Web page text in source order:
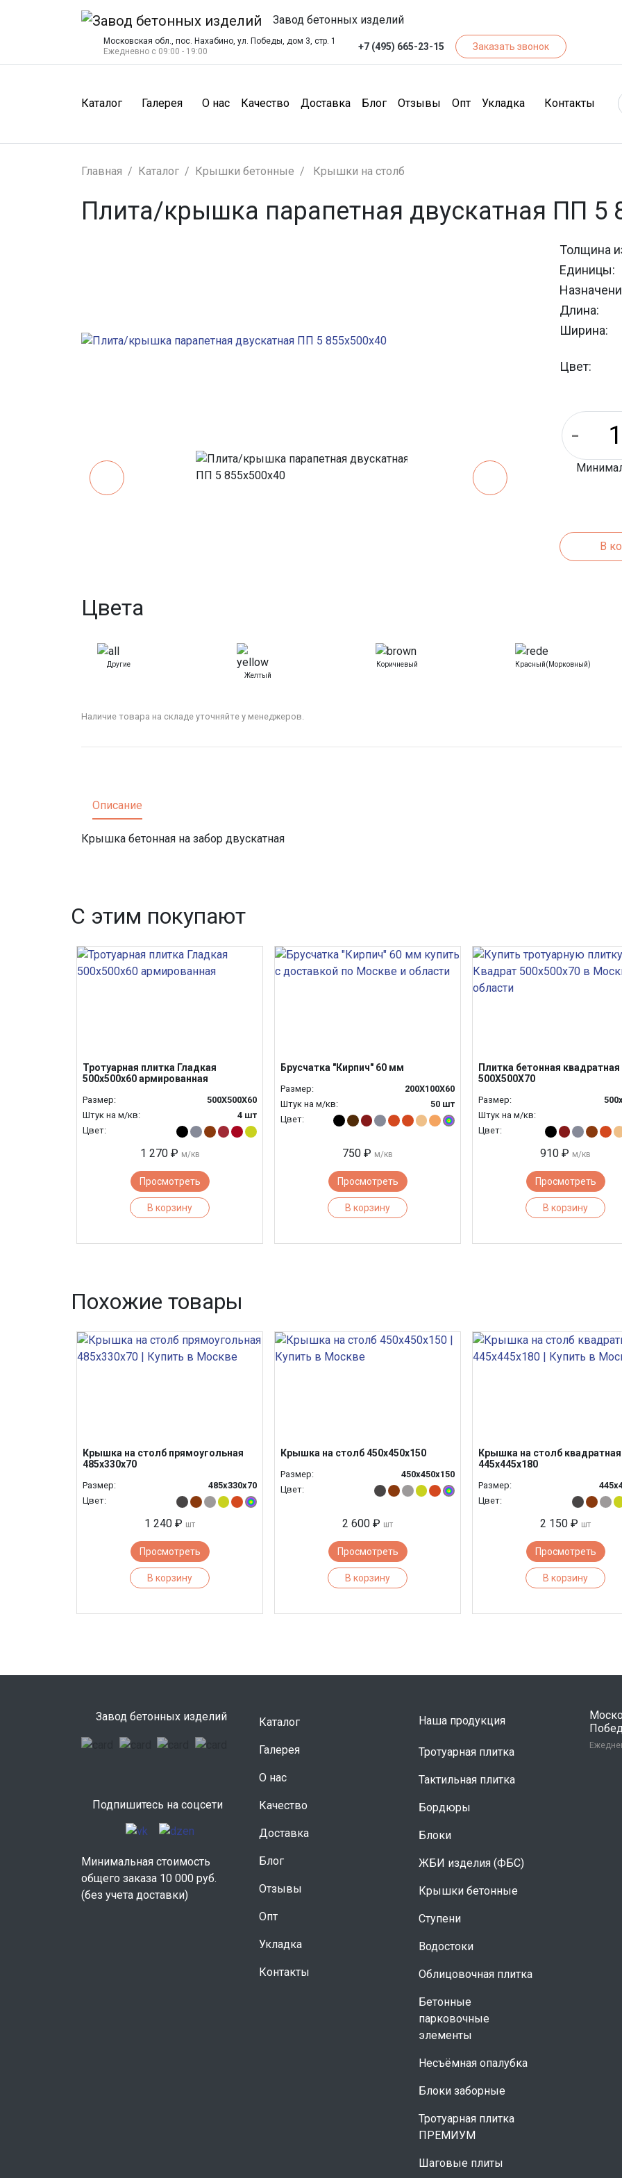
Завод бетонных изделий
Московская обл., пос. Нахабино, ул. Победы, дом 3, стр. 1
Ежедневно с 09:00 - 19:00
+7 (495) 665-23-15 Заказать звонок
Каталог Галерея О нас(О нас)
Качество(Качество)
Доставка(Доставка)
Блог(Блог)
Отзывы (Отзывы)
Опт(Опт)Укладка Контакты
Главная Каталог Крышки бетонные Крышки на столб
Плита/крышка парапетная двускатная ПП 5
Толщина
Единицы:
Длина:
Ширина:
Цвет:
В
Цвета
Другие
Желтый
Коричневый
Красный(морковный)
Наличие товара на складе уточняйте у менеджеров.
Описание
Крышка бетонная на забор двускатная
С этим покупают
Тротуарная плитка Гладкая
500х500х60 армированная
Размер:
500Х500Х60
Штук на м/кв:
4 шт
Цвет:
1 270 ₽ м/кв
Просмотреть
В корзину
Брусчатка "Кирпич" 60 мм
Размер:
200Х100Х60
Штук на м/кв:
50 шт
Цвет:
750 ₽ м/кв
Просмотреть
В корзину
Плитка бетонная квадратная
500Х500Х70
Размер:
Штук на м/кв:
Цвет:
910 ₽ м/кв
Просмотреть
В корзину
Похожие товары
Крышка на столб прямоугольная
485х330х70
Размер:
485х330х70
Цвет:
1 240 ₽ шт
Просмотреть
В корзину
Крышка на столб 450х450х150
Размер:
450х450х150
Цвет:
2 600 ₽ шт
Просмотреть
В корзину
Крышка на столб квадратная
445х445х180
Размер:
Цвет:
2 150 ₽ шт
Просмотреть
В корзину
Завод бетонных изделий
Подпишитесь на соцсети
Минимальная стоимость
общего заказа 10 000 руб.
(без учета доставки)
Каталог
Галерея
О нас
Качество
Доставка
Блог
Отзывы
Опт
Укладка
Контакты
Наша продукция
Тротуарная плитка
Тактильная плитка
Бордюры
Блоки
ЖБИ изделия (ФБС)
Крышки бетонные
Ступени
Водостоки
Облицовочная плитка
Бетонные
парковочные
элементы
Несъёмная опалубка
Блоки заборные
Тротуарная плитка
ПРЕМИУМ
Шаговые плиты